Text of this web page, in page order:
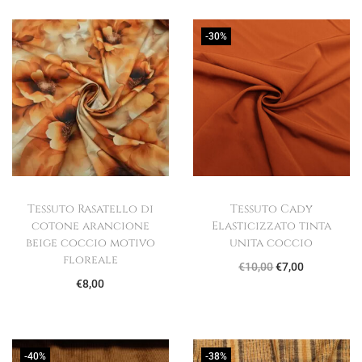
Tessuto Rasatello di
cotone arancione
beige coccio motivo
floreale
€8,00
-30%
Tessuto Cady
Elasticizzato tinta
unita coccio
€10,00I
e
€7,00I
e
-40% -38%